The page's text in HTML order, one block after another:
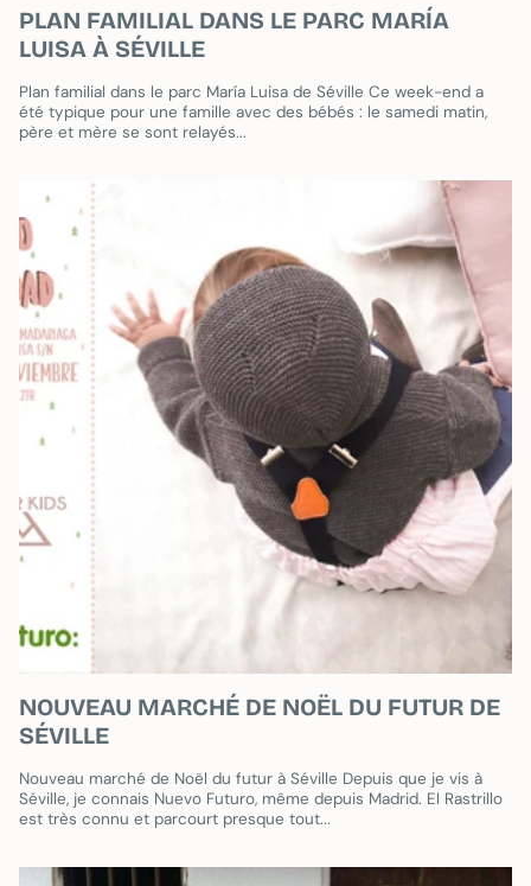
PLAN FAMILIAL DANS LE PARC MARÍA
LUISA À SÉVILLE
Plan familial dans le parc María Luisa de Séville Ce week-end a
été typique pour une famille avec des bébés : le samedi matin,
père et mère se sont relayés...
NOUVEAU MARCHÉ DE NOËL DU FUTUR DE
SÉVILLE
Nouveau marché de Noël du futur à Séville Depuis que je vis à
Séville, je connais Nuevo Futuro, même depuis Madrid. El Rastrillo
est très connu et parcourt presque tout...